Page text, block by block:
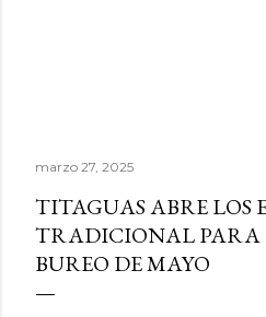
marzo 27, 2025
TITAGUAS ABRE LOS
TRADICIONAL PARA
BUREO DE MAYO